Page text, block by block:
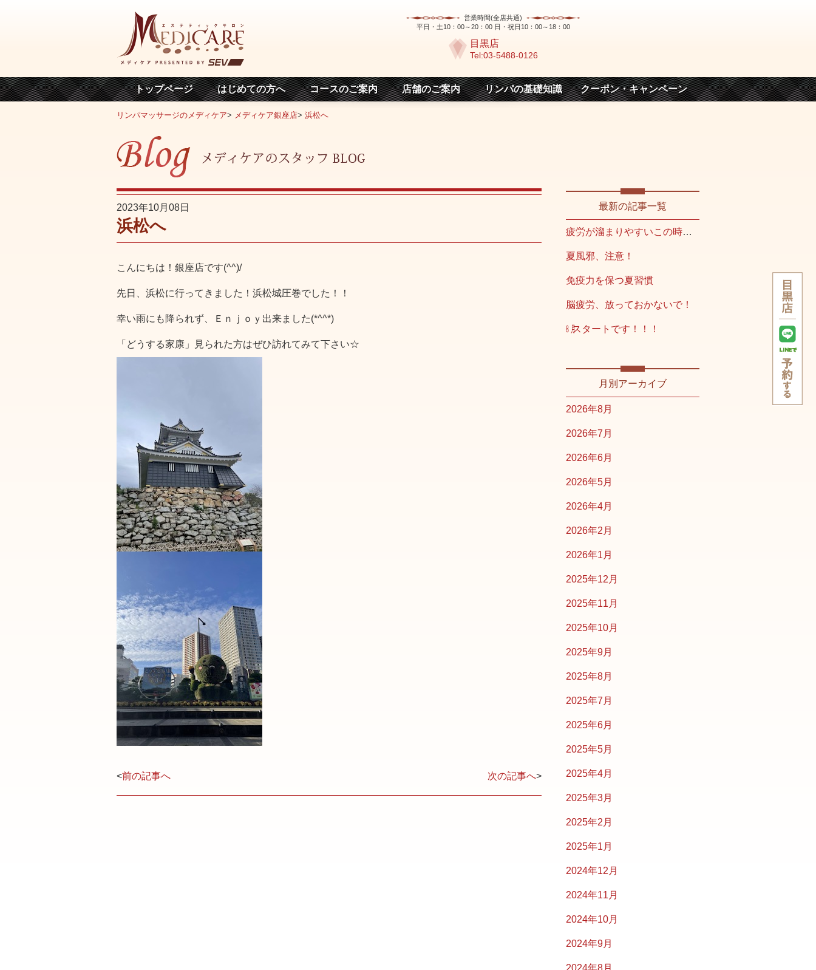
営業時間(全店共通)
平日・土10：00～20：00 日・祝日10：00～18：00
目黒店
Tel:03-5488-0126
トップページ はじめての方へ コースのご案内 店舗のご案内 リンパの基礎知識 クーポン・キャンペーン
リンパマッサージのメディケア> メディケア銀座店> 浜松へ
2023年10月08日
浜松へ
こんにちは！銀座店です(^^)/
先日、浜松に行ってきました！浜松城圧巻でした！！
幸い雨にも降られず、Ｅｎｊｏｙ出来ました(*^^*)
「どうする家康」見られた方はぜひ訪れてみて下さい☆
<前の記事へ 次の記事へ>
最新の記事一覧
疲労が溜まりやすいこの時期こそ
夏風邪、注意！
免疫力を保つ夏習慣
脳疲労、放っておかないで！
㋇スタートです！！！
月別アーカイブ
2026年8月
2026年7月
2026年6月
2026年5月
2026年4月
2026年2月
2026年1月
2025年12月
2025年11月
2025年10月
2025年9月
2025年8月
2025年7月
2025年6月
2025年5月
2025年4月
2025年3月
2025年2月
2025年1月
2024年12月
2024年11月
2024年10月
2024年9月